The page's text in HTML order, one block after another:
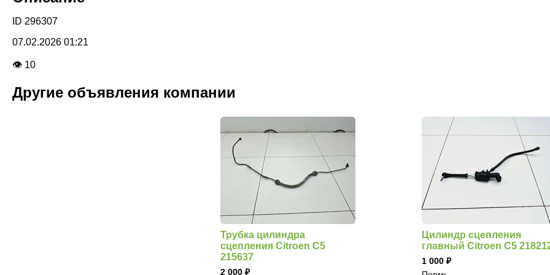
ID 296307
07.02.2026 01:21
👁 10
Другие объявления компании
Трубка цилиндра
сцепления Citroen C5
215637
2 000
Цилиндр сцепления
главный Citroen C5
1 000